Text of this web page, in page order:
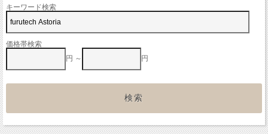
キーワード検索
価格帯検索
円 ～
円